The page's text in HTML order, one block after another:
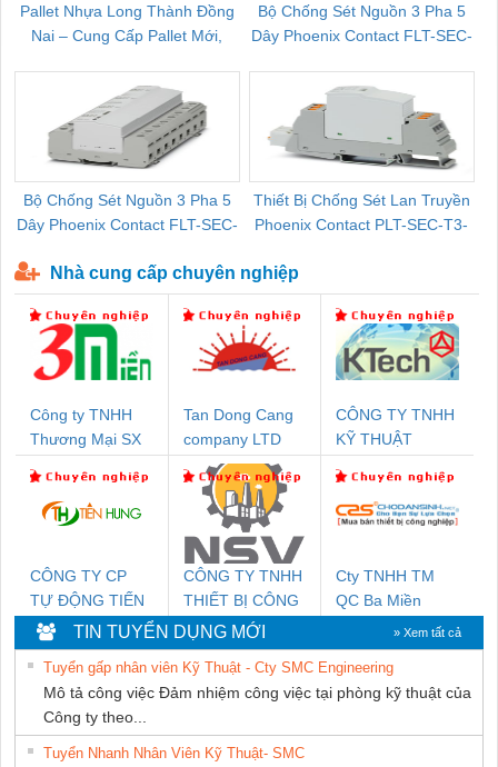
Pallet Nhựa Long Thành Đồng
Nai – Cung Cấp Pallet Mới,
Bộ Chống Sét Nguồn 3 Pha 5
Dây Phoenix Contact FLT-SEC-
Bộ Chống Sét Nguồn 3 Pha 5
Dây Phoenix Contact FLT-SEC-
Thiết Bị Chống Sét Lan Truyền
Phoenix Contact PLT-SEC-T3-
Nhà cung cấp chuyên nghiệp
Công ty TNHH
Thương Mại SX
Tan Dong Cang
company LTD
CÔNG TY TNHH
KỸ THUẬT
NAM
CÔNG TY CP
TỰ ĐỘNG TIẾN
HƯNG
CÔNG TY TNHH
THIẾT BỊ CÔNG
NGHIỆP NIHON
SETSUBI VIỆT
NAM
Cty TNHH TM
QC Ba Miền
TIN TUYỂN DỤNG MỚI » Xem tất cả
Tuyển gấp nhân viên Kỹ Thuật - Cty SMC Engineering
Mô tả công việc Đảm nhiệm công việc tại phòng kỹ thuật của
Công ty theo...
Tuyển Nhanh Nhân Viên Kỹ Thuật- SMC